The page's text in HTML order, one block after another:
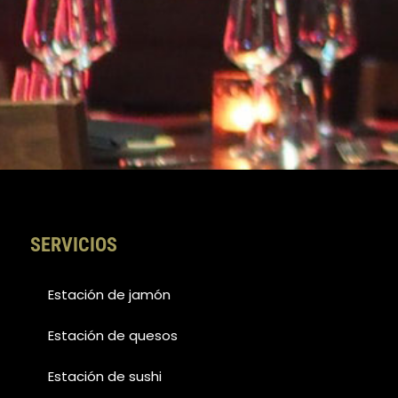
SERVICIOS
Estación de jamón
Estación de quesos
Estación de sushi